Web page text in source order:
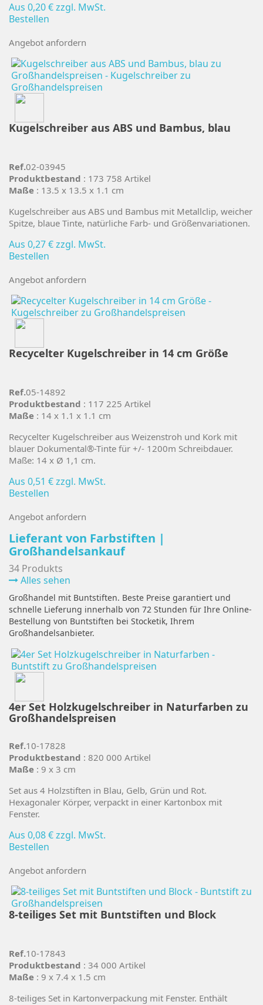
Aus 0,20 €zzgl. MwSt.
Bestellen
Angebot anfordern
Kugelschreiber aus ABS und Bambus, blau
Ref.02-03945
Produktbestand : 173 758 Artikel
Maße : 13.5 x 13.5 x 1.1 cm
Kugelschreiber aus ABS und Bambus mit Metallclip, weicher
Spitze, blaue Tinte, natürliche Farb- und Größenvariationen.
Aus 0,27 €zzgl. MwSt.
Bestellen
Angebot anfordern
Recycelter Kugelschreiber in 14 cm Größe
Ref.05-14892
Produktbestand : 117 225 Artikel
Maße : 14 x 1.1 x 1.1 cm
Recycelter Kugelschreiber aus Weizenstroh und Kork mit
blauer Dokumental®-Tinte für +/- 1200m Schreibdauer.
Maße: 14 x Ø 1,1 cm.
Aus 0,51 €zzgl. MwSt.
Bestellen
Angebot anfordern
Lieferant von Farbstiften |
Großhandelsankauf
34 Produkts
Alles sehen
Großhandel mit Buntstiften. Beste Preise garantiert und
schnelle Lieferung innerhalb von 72 Stunden für Ihre Online-
Bestellung von Buntstiften bei Stocketik, Ihrem
Großhandelsanbieter.
4er Set Holzkugelschreiber in Naturfarben zu
Großhandelspreisen
Ref.10-17828
Produktbestand : 820 000 Artikel
Maße : 9 x 3 cm
Set aus 4 Holzstiften in Blau, Gelb, Grün und Rot.
Hexagonaler Körper, verpackt in einer Kartonbox mit
Fenster.
Aus 0,08 €zzgl. MwSt.
Bestellen
Angebot anfordern
8-teiliges Set mit Buntstiften und Block
Ref.10-17843
Produktbestand : 34 000 Artikel
Maße : 9 x 7.4 x 1.5 cm
8-teiliges Set in Kartonverpackung mit Fenster. Enthält